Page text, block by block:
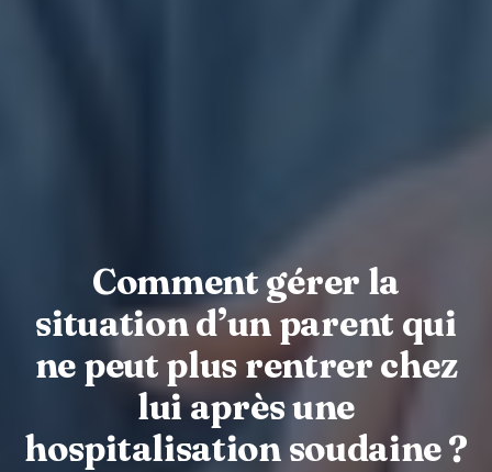
Comment gérer la
situation d’un parent qui
ne peut plus rentrer chez
lui après une
hospitalisation soudaine ?